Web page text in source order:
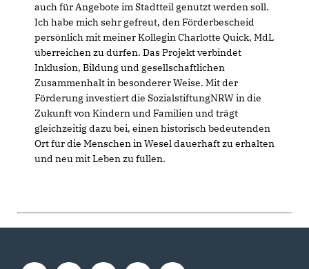
auch für Angebote im Stadtteil genutzt werden soll.
Ich habe mich sehr gefreut, den Förderbescheid
persönlich mit meiner Kollegin Charlotte Quick, MdL
überreichen zu dürfen. Das Projekt verbindet
Inklusion, Bildung und gesellschaftlichen
Zusammenhalt in besonderer Weise. Mit der
Förderung investiert die SozialstiftungNRW in die
Zukunft von Kindern und Familien und trägt
gleichzeitig dazu bei, einen historisch bedeutenden
Ort für die Menschen in Wesel dauerhaft zu erhalten
und neu mit Leben zu füllen.